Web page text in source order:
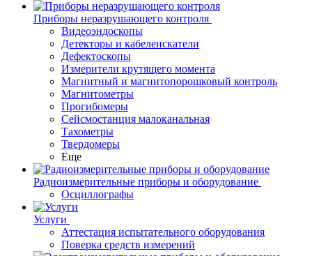
Приборы неразрушающего контроля
Видеоэндоскопы
Детекторы и кабелеискатели
Дефектоскопы
Измерители крутящего момента
Магнитный и магнитопорошковый контроль
Магнитометры
Прогибомеры
Сейсмостанция малоканальная
Тахометры
Твердомеры
Еще
Радиоизмерительные приборы и оборудование
Осциллографы
Услуги
Аттестация испытательного оборудования
Поверка средств измерений